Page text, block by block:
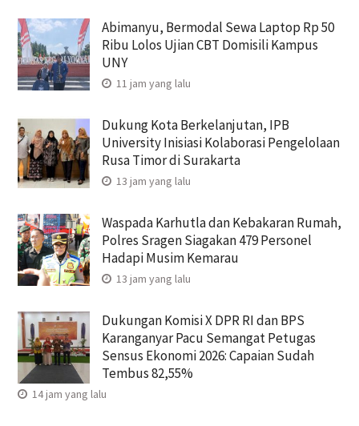
Abimanyu, Bermodal Sewa Laptop Rp 50
Ribu Lolos Ujian CBT Domisili Kampus
UNY
11 jam yang lalu
Dukung Kota Berkelanjutan, IPB
University Inisiasi Kolaborasi Pengelolaan
Rusa Timor di Surakarta
13 jam yang lalu
Waspada Karhutla dan Kebakaran Rumah,
Polres Sragen Siagakan 479 Personel
Hadapi Musim Kemarau
13 jam yang lalu
Dukungan Komisi X DPR RI dan BPS
Karanganyar Pacu Semangat Petugas
Sensus Ekonomi 2026: Capaian Sudah
Tembus 82,55%
14 jam yang lalu